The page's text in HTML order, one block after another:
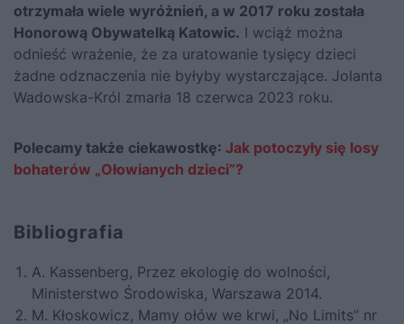
otrzymała wiele wyróżnień, a w 2017 roku została
Honorową Obywatelką Katowic. I wciąż można
odnieść wrażenie, że za uratowanie tysięcy dzieci
żadne odznaczenia nie byłyby wystarczające. Jolanta
Wadowska-Król zmarła 18 czerwca 2023 roku.
Polecamy także ciekawostkę: Jak potoczyły się losy
bohaterów „Ołowianych dzieci”?
Bibliografia
A. Kassenberg, Przez ekologię do wolności,
Ministerstwo Środowiska, Warszawa 2014.
M. Kłoskowicz, Mamy ołów we krwi, „No Limits” nr